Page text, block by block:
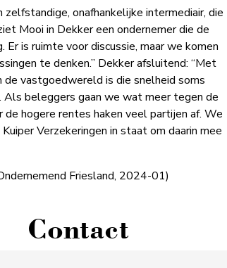
onafhankelijke intermediair, die
Mooi in Dekker een ondernemer die de
is ruimte voor discussie, maar we komen
te denken.” Dekker afsluitend: “Met
de vastgoedwereld is die snelheid soms
Als beleggers gaan we wat meer tegen de
hogere rentes haken veel partijen af. We
Verzekeringen in staat om daarin mee
Friesland, 2024-01)
Contact